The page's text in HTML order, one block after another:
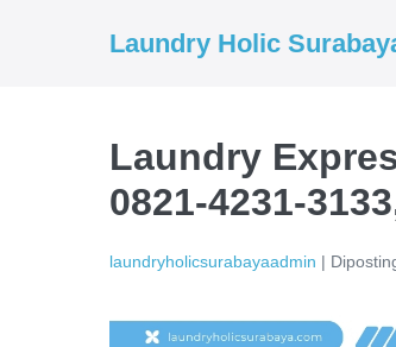
Laundry Holic
Laundry
0821-4231-
laundryholicsurabayaadmin |